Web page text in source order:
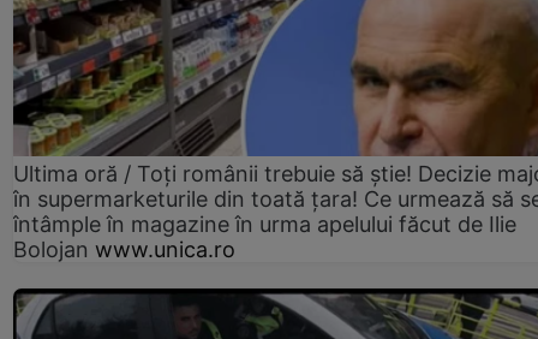
Ultima oră / Toți românii trebuie să știe! Decizie
în supermarketurile din toată țara! Ce urmează să
întâmple în magazine în urma apelului făcut de Ilie
Bolojan www.unica.ro